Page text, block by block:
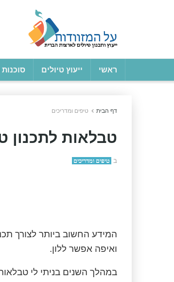
ראשי ייעוץ טיולים
דף הבית טיפים ומדריכים
טבלאות לתכנון
ב טיפים ומדריכים
המידע החשוב ביותר לצורך
ואיפה אפשר ללון.
במהלך השנים בניתי לי